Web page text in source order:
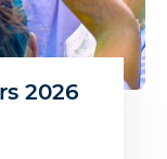
2026